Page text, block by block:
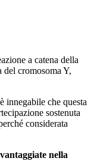
a catena della
del cromosoma Y,
innegabile che questa
sostenuta
considerata
nella